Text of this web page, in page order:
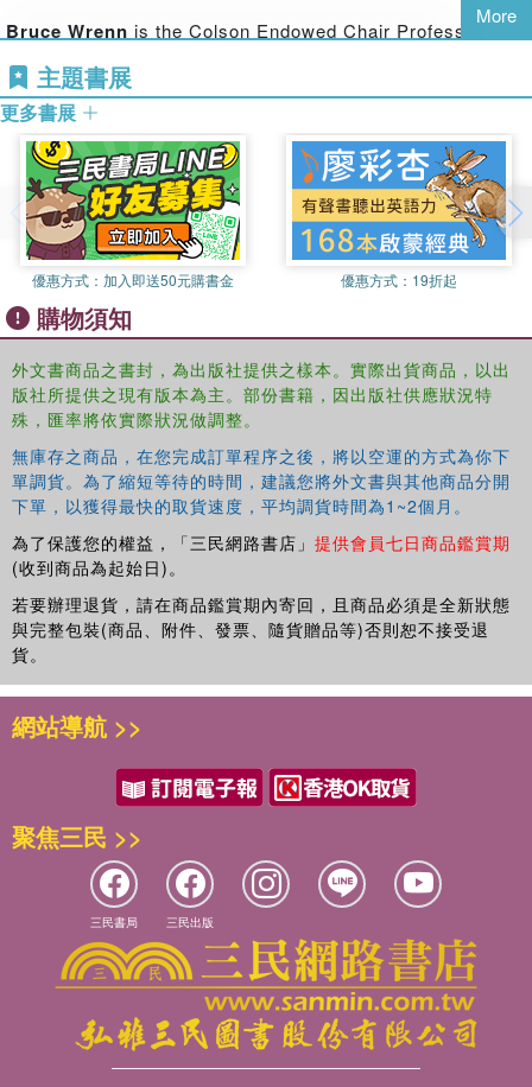
Bruce Wrenn is the Colson Endowed Chair Professor of
Andrews University, USA.
David Loudon
School of Business, Samford University, USA.
More
主題書展
更多書展
優惠方式： 加入即送50元購書金 優惠方式： 19折起
購物須知
外文書商品之書封，為出版社提供之樣本。實際出貨商品，以出
版社所提供之現有版本為主。部份書籍，因出版社供應狀況特
殊，匯率將依實際狀況做調整。
無庫存之商品，在您完成訂單程序之後，將以空運的方式為你下
單調貨。為了縮短等待的時間，建議您將外文書與其他商品分開
下單，以獲得最快的取貨速度，平均調貨時間為1~2個月。
為了保護您的權益，「三民網路書店」 提供會員七日商品鑑賞期
(收到商品為起始日)。
若要辦理退貨，請在商品鑑賞期內寄回，且商品必須是全新狀態
與完整包裝(商品、附件、發票、隨貨贈品等)否則恕不接受退
貨。
網站導航 >>
聚焦三民 >>
三民書局 三民出版